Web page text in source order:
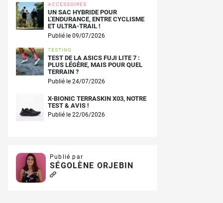
ACCESSOIRES
UN SAC HYBRIDE POUR
L’ENDURANCE, ENTRE CYCLISME
ET ULTRA-TRAIL !
Publié le 09/07/2026
TESTING
TEST DE LA ASICS FUJI LITE 7 :
PLUS LÉGÈRE, MAIS POUR QUEL
TERRAIN ?
Publié le 24/07/2026
X-BIONIC TERRASKIN X03, NOTRE
TEST & AVIS !
Publié le 22/06/2026
Publié par
SÉGOLÈNE ORJEBIN